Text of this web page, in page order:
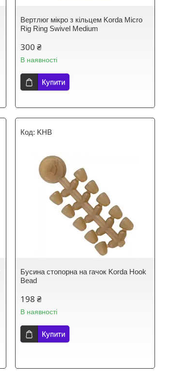
Вертлюг мікро з кільцем Korda Micro
Rig Ring Swivel Medium
300 ₴
В наявності
Купити
KHB
Бусина стопорна на гачок Korda Hook
Bead
198 ₴
В наявності
Купити